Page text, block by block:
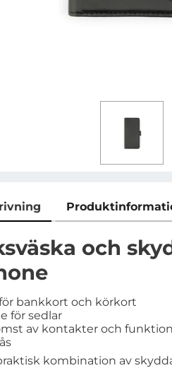
och
bankkort och körkort
för sedlar
av kontakter och
kombination av